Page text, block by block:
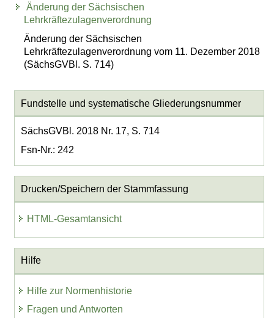
Änderung der Sächsischen
Lehrkräftezulagenverordnung
Änderung der Sächsischen
Lehrkräftezulagenverordnung vom 11. Dezember 2018
(SächsGVBl. S. 714)
Fundstelle und systematische Gliederungsnummer
SächsGVBl. 2018 Nr. 17, S. 714
Fsn-Nr.: 242
Drucken/Speichern der Stammfassung
HTML-Gesamtansicht
Hilfe
Hilfe zur Normenhistorie
Fragen und Antworten